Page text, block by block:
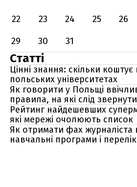
22
23 24 25 26
29
30 31
Статті
Цінні знання: скільки
польських університетах
Як говорити у Польщі
правила, на які слід
Рейтинг найдешевших
які мережі очолюють список
Як отримати фах журналіста
навчальні програми і